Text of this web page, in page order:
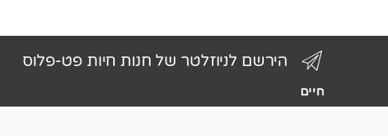
הירשם לניוזלטר של חנות חיות פט-פלוס
חיים